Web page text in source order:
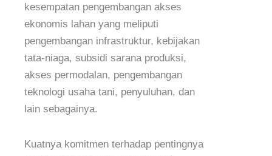
kesempatan pengembangan akses
ekonomis lahan yang meliputi
pengembangan infrastruktur, kebijakan
tata-niaga, subsidi sarana produksi,
akses permodalan, pengembangan
teknologi usaha tani, penyuluhan, dan
lain sebagainya.
Kuatnya komitmen terhadap pentingnya